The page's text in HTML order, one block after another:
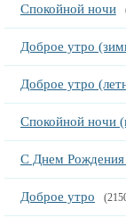
Спокойной ночи
Доброе утро
Доброе утро
Спокойной ночи
С Днем
Доброе утро